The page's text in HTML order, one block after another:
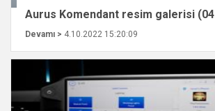
Aurus Komendant resim galerisi
Devamı > 4.10.2022 15:20:09